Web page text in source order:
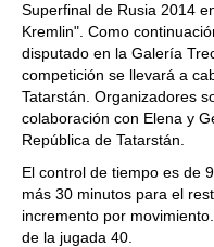
Superfinal de Rusia 2014
Kremlin". Como
disputado en la Galería
competición se llevará a
Tatarstán. Organizadores
colaboración con Elena y
República de Tatarstán.
El control de tiempo es de
más 30 minutos para el
incremento por
de la jugada 40.